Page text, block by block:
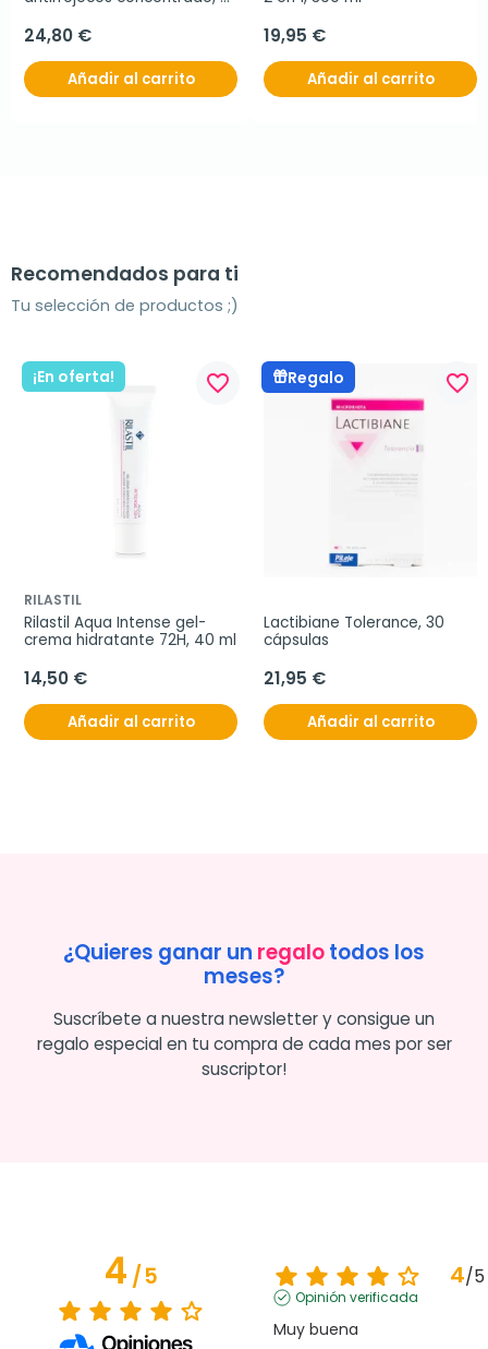
24,80 €
Añadir al carrito
19,95 €
Añadir al carrito
Recomendados para ti
Tu selección de productos ;)
¡En oferta! favorite_border
RILASTIL
Rilastil Aqua Intense gel-
crema hidratante 72H, 40 ml
14,50 €
Añadir al carrito
Regalo favorite_border
Lactibiane Tolerance, 30
cápsulas
21,95 €
Añadir al carrito
¿Quieres ganar un regalotodos los
meses?
Suscríbete a nuestra newsletter y consigue un
regalo especial en tu compra de cada mes por ser
suscriptor!
4/5 4/5
Opinión verificada
Muy buena